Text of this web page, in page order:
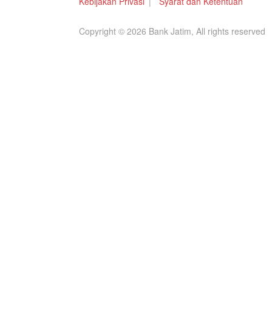
Copyright © 2026 Bank Jatim, All rights reserved